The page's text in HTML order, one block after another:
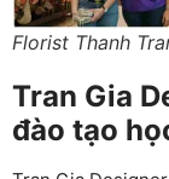
Florist Thanh
Tran Gia
đào tạo